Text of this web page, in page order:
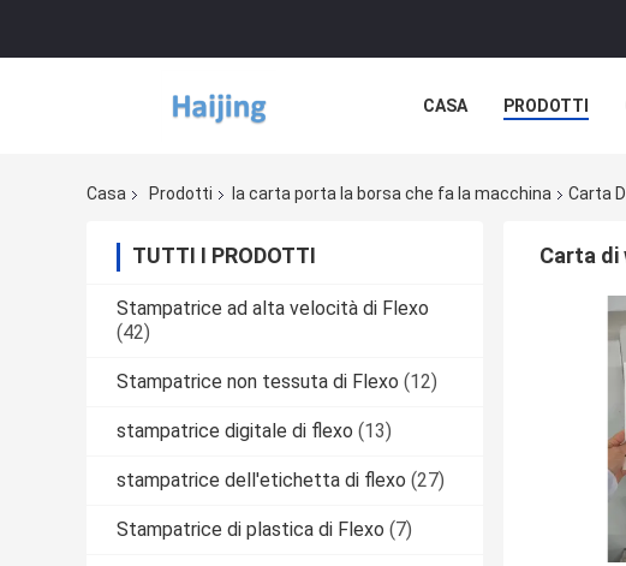
CASA PRODOTTI
Casa Prodotti la carta porta la borsa che fa la macchina Carta
TUTTI I PRODOTTI
Stampatrice ad alta velocità di Flexo
(42)
Stampatrice non tessuta di Flexo (12)
stampatrice digitale di flexo (13)
stampatrice dell'etichetta di flexo (27)
Stampatrice di plastica di Flexo (7)
Carta di